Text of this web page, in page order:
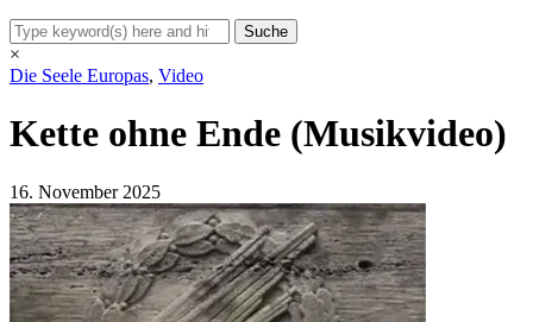
×
Die Seele Europas, Video
Kette ohne Ende (Musikvideo)
16. November 2025